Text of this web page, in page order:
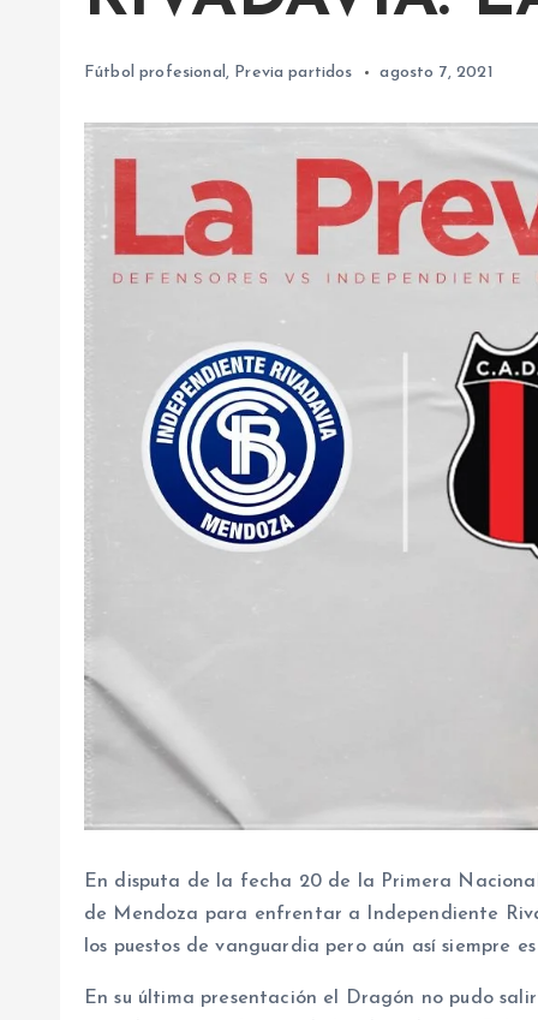
Fútbol profesional, Previa partidos agosto 7, 2021
En disputa de la fecha 20 de la Primera
de Mendoza para enfrentar a Independiente
los puestos de vanguardia pero aún así siempre
En su última presentación el Dragón no pudo